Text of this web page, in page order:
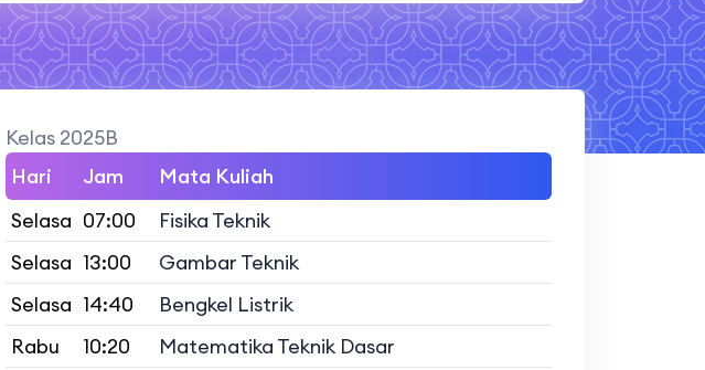
Kelas 2025B
Hari
Jam
Mata Kuliah
Selasa 07:00
Fisika Teknik
Selasa 13:00
Gambar Teknik
Selasa 14:40
Bengkel Listrik
Rabu
10:20
Matematika Teknik Dasar